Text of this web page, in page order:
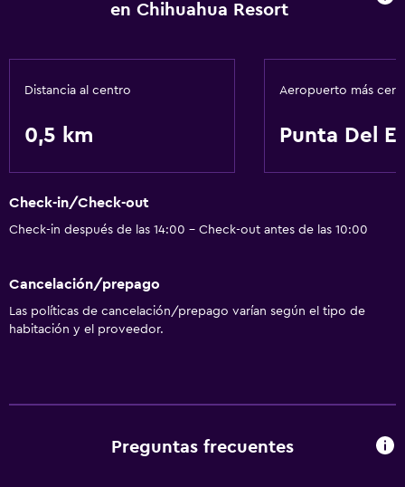
Servicios de lavandería/tintorería
Actividades
Espacio de almacenamiento
en Chihuahua Resort
Distancia al centro
0,5 km
Aeropuerto más
Punta Del
Check-in/Check-out
Check-in después de las 14:00 - Check-out antes de las 10:00
Cancelación/prepago
Las políticas de cancelación/prepago varían según el tipo de
habitación y el proveedor.
Preguntas frecuentes